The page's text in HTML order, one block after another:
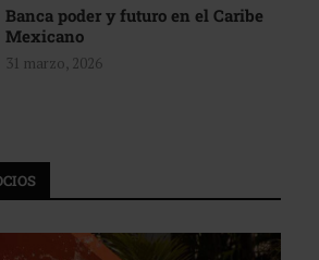
Banca poder y futuro en el Caribe
Mexicano
31 marzo, 2026